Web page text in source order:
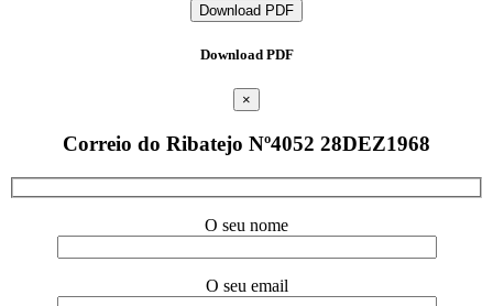
Download PDF
Download PDF
×
Correio do Ribatejo Nº4052 28DEZ1968
O seu nome
O seu email